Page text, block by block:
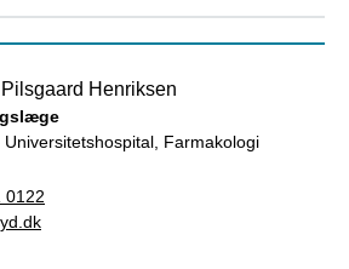
Henriksen
Universitetshospital, Farmakologi
0122